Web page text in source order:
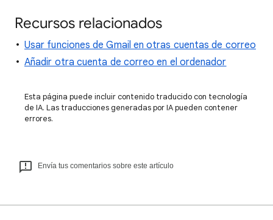
Recursos relacionados
Usar funciones de Gmail en otras cuentas de correo
Añadir otra cuenta de correo en el ordenador
Esta página puede incluir contenido traducido con tecnología
de IA. Las traducciones generadas por IA pueden contener
errores.
Envía tus comentarios sobre este artículo